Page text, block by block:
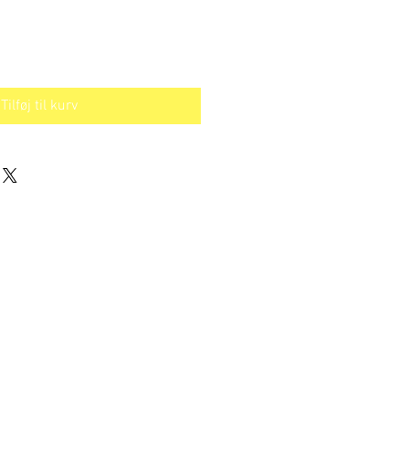
Tilføj til kurv